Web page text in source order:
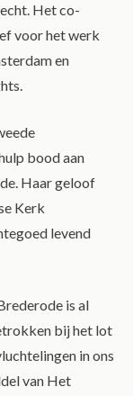
Het co-
voor het werk
en
bood aan
Haar geloof
Kerk
levend
is al
bij het lot
in ons
van Het